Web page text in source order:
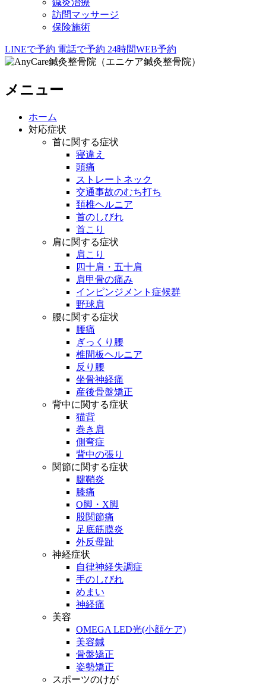
鍼灸治療
訪問マッサージ
保険施術
LINEで予約 電話で予約 24時間WEB予約
メニュー
ホーム
対応症状
首に関する症状
寝違え
頭痛
ストレートネック
交通事故のむち打ち
頚椎ヘルニア
首のしびれ
首こり
肩に関する症状
肩こり
四十肩・五十肩
肩甲骨の痛み
インピンジメント症候群
野球肩
腰に関する症状
腰痛
ぎっくり腰
椎間板ヘルニア
反り腰
坐骨神経痛
産後骨盤矯正
背中に関する症状
猫背
巻き肩
側弯症
背中の張り
関節に関する症状
腱鞘炎
膝痛
O脚・X脚
股関節痛
足底筋膜炎
外反母趾
神経症状
自律神経失調症
手のしびれ
めまい
神経痛
美容
OMEGA LED光(小顔ケア)
美容鍼
骨盤矯正
姿勢矯正
スポーツのけが